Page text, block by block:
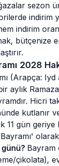
sezon
indirim
indirim
bütçenize
2028
(Arapça: Iyd
aylık
Hicri
kutlanır
11 gün
Bayram
çikolata),